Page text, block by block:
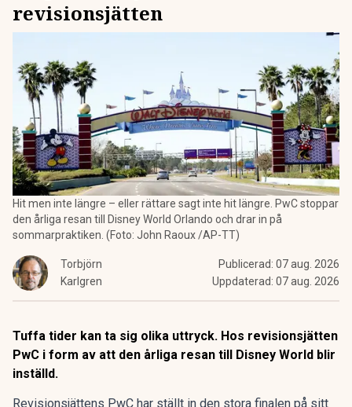
revisionsjätten
Hit men inte längre – eller rättare sagt inte hit längre. PwC stoppar
den årliga resan till Disney World Orlando och drar in på
sommarpraktiken. (Foto: John Raoux /AP-TT)
Torbjörn
Karlgren
Publicerad: 07 aug. 2026
Uppdaterad: 07 aug. 2026
Tuffa tider kan ta sig olika uttryck. Hos revisionsjätten
PwC i form av att den årliga resan till Disney World blir
inställd.
Revisionsjättens PwC har ställt in den stora finalen på sitt